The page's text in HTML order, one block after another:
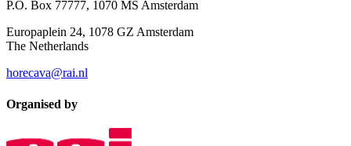
P.O. Box 77777, 1070 MS Amsterdam
Europaplein 24, 1078 GZ Amsterdam
The Netherlands
horecava@rai.nl
Organised by